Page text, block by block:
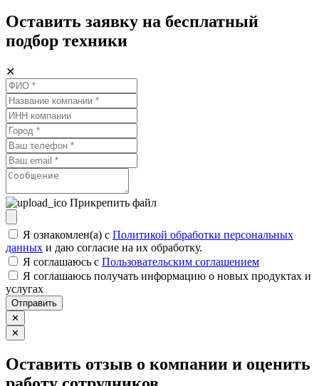
Оставить заявку на бесплатный
подбор техники
✕
Прикрепить файл
Я ознакомлен(а) с Политикой обработки персональных
данных и даю согласие на их обработку.
Я соглашаюсь c Пользовательским соглашением
Я соглашаюсь получать информацию о новых продуктах и
услугах
Отправить
✕
✕
Оставить отзыв о компании и оценить